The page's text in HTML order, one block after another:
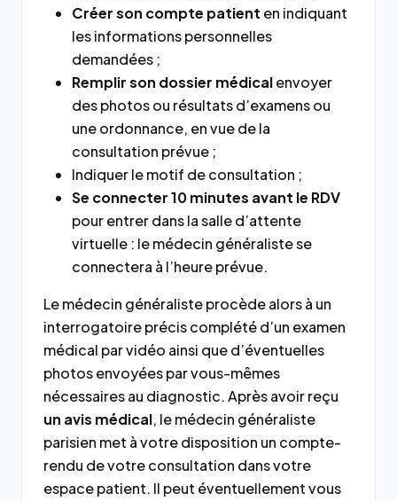
Créer son compte patient en indiquant
les informations personnelles
demandées ;
Remplir son dossier médicalenvoyer
des photos ou résultats d’examens ou
une ordonnance, en vue de la
consultation prévue ;
Indiquer le motif de consultation ;
Se connecter 10 minutes avant le RDV
pour entrer dans la salle d’attente
virtuelle : le médecin généraliste se
connectera à l’heure prévue.
Le médecin généraliste procède alors à un
interrogatoire précis complété d’un examen
médical par vidéo ainsi que d’éventuelles
photos envoyées par vous-mêmes
nécessaires au diagnostic. Après avoir reçu
un avis médical, le médecin généraliste
parisien met à votre disposition un compte-
rendu de votre consultation dans votre
espace patient. Il peut éventuellement vous